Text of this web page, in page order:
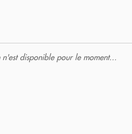
disponible pour le moment...